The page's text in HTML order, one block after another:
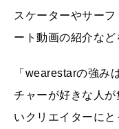
スケーターやサー
ート動画の紹介な
「wearestarの強み
チャーが好きな人
いクリエイターに